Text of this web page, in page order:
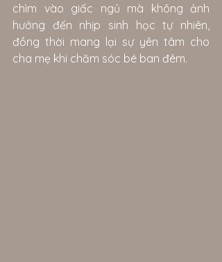
chìm vào giấc ngủ mà không ảnh
hưởng đến nhịp sinh học tự nhiên,
đồng thời mang lại sự yên tâm cho
cha mẹ khi chăm sóc bé ban đêm.